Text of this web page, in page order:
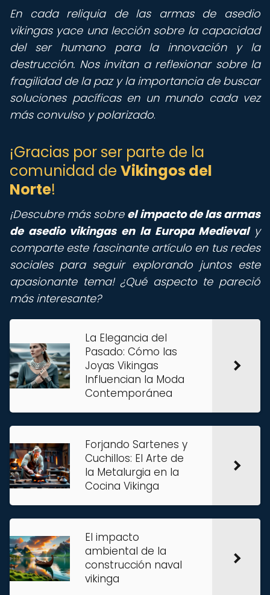
En cada reliquia de las armas de asedio
vikingas yace una lección sobre la capacidad
del ser humano para la innovación y la
destrucción. Nos invitan a reflexionar sobre la
fragilidad de la paz y la importancia de buscar
soluciones pacíficas en un mundo cada vez
más convulso y polarizado.
¡Gracias por ser parte de la
comunidad de Vikingos del
Norte!
¡Descubre más sobre el impacto de las armas
de asedio vikingas en la Europa Medievaly
comparte este fascinante artículo en tus redes
sociales para seguir explorando juntos este
apasionante tema! ¿Qué aspecto te pareció
más interesante?
La Elegancia del
Pasado: Cómo las
Joyas Vikingas
Influencian la Moda
Contemporánea
Forjando Sartenes y
Cuchillos: El Arte de
la Metalurgia en la
Cocina Vikinga
El impacto
ambiental de la
construcción naval
vikinga